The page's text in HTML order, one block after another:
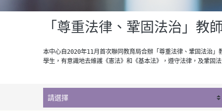
「尊重法律、鞏固法治」教
本中心自2020年11月首次聯同教育局合辦「尊重法律、鞏固法治
學生，有意識地去維護《憲法》和《基本法》，遵守法律，及鞏固